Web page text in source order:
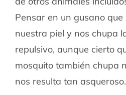
Pensar en un gusano que
nuestra piel y nos chupa
repulsivo, aunque cierto
mosquito también chupa
nos resulta tan asqueroso.